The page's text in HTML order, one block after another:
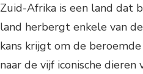
Zuid-Afrika is een land dat
land herbergt enkele van
kans krijgt om de
naar de vijf iconische